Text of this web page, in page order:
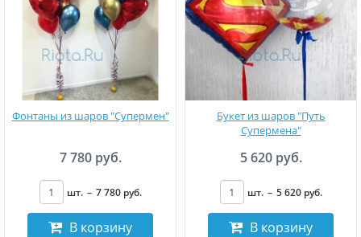
Фонтаны из шаров "Супермен"
7 780 руб.
шт. – 7 780 руб.
В корзину
Букет из шаров "Путь
Супермена"
5 620 руб.
шт. – 5 620 руб.
В корзину